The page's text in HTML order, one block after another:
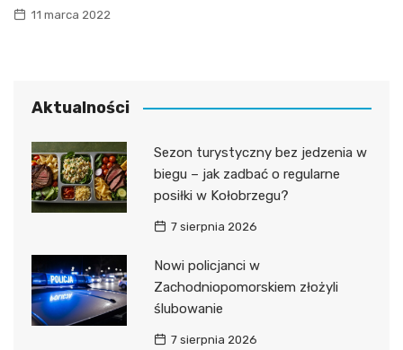
11 marca 2022
Aktualności
Sezon turystyczny bez jedzenia w
biegu – jak zadbać o regularne
posiłki w Kołobrzegu?
7 sierpnia 2026
Nowi policjanci w
Zachodniopomorskiem złożyli
ślubowanie
7 sierpnia 2026